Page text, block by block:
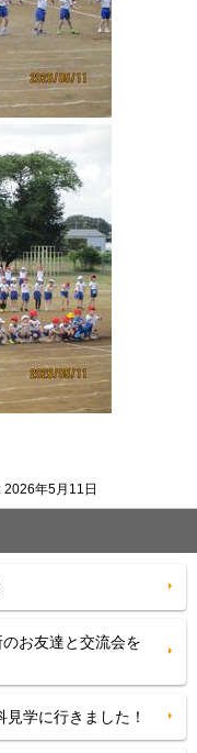
年5月11日
お友達と交流会を
学に行きました！